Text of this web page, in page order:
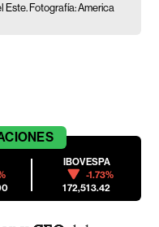
Este. Fotografía: America
IBOVESPA
-1.73%
172,513.42